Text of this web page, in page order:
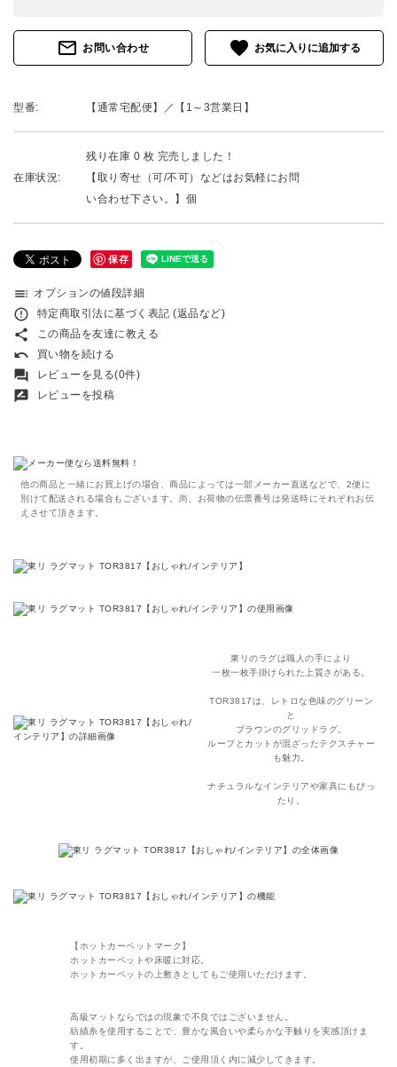
mail_outline お問い合わせ favorite
型番: 【通常宅配便】／【1～3営業日】
在庫状況:
残り在庫 0 枚 完売しました！
【取り寄せ（可/不可）などはお気軽にお問
い合わせ下さい。】個
保存
toc オプションの値段詳細
error_outline 特定商取引法に基づく表記 (返品など)
share この商品を友達に教える
undo 買い物を続ける
forum レビューを見る(0件)
rate_review レビューを投稿
他の商品と一緒にお買上げの場合、商品によっては一部メーカー直送などで、2便に
別けて配送される場合もございます。尚、お荷物の伝票番号は発送時にそれぞれお伝
えさせて頂きます。
東リのラグは職人の手により
一枚一枚手掛けられた上質さがある。
TOR3817は、レトロな色味のグリーン
と
ブラウンのグリッドラグ。
ループとカットが混ざったテクスチャー
も魅力。
ナチュラルなインテリアや家具にもぴっ
たり。
【ホットカーペットマーク】
ホットカーペットや床暖に対応。
ホットカーペットの上敷きとしてもご使用いただけます。
高級マットならではの現象で不良ではございません。
紡績糸を使用することで、豊かな風合いや柔らかな手触りを実感頂けま
す。
使用初期に多く出ますが、ご使用頂く内に減少してきます。